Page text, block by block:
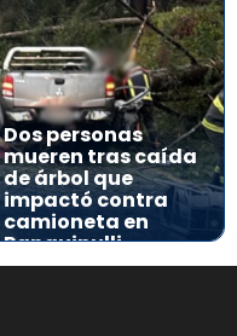
Dos personas
mueren tras caída
de árbol que
impactó contra
camioneta en
Panguipulli